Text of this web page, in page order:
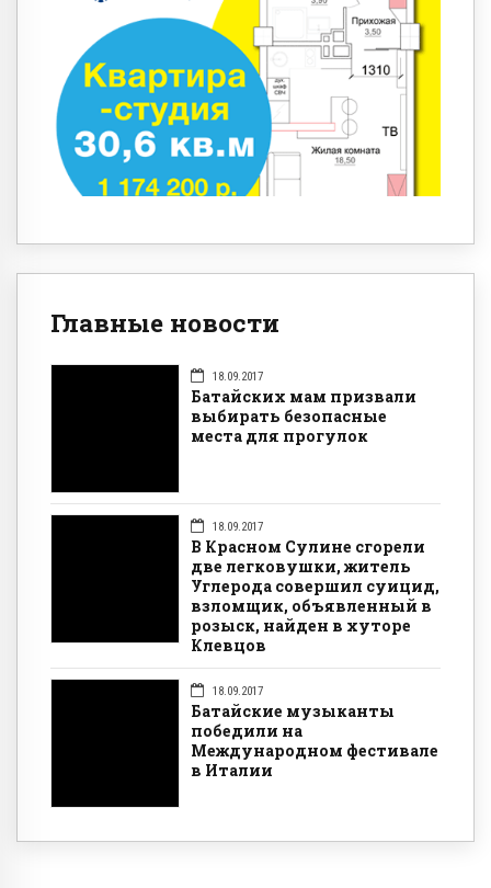
Главные новости
18.09.2017
Батайских мам призвали
выбирать безопасные
места для прогулок
18.09.2017
В Красном Сулине сгорели
две легковушки, житель
Углерода совершил суицид,
взломщик, объявленный в
розыск, найден в хуторе
Клевцов
18.09.2017
Батайские музыканты
победили на
Международном фестивале
в Италии